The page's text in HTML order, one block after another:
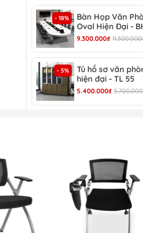
- 18%
Bàn Họp Văn
Oval Hiện Đại -
44
9.300.000₫
- 5%
Tủ hồ sơ văn
hiện đại - TL 55
5.400.000₫